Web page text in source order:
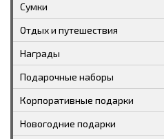
Сумки
Отдых и путешествия
Награды
Подарочные наборы
Корпоративные подарки
Новогодние подарки